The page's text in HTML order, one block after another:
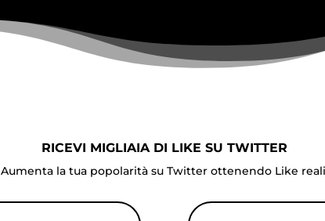
RICEVI MIGLIAIA DI LIKE SU TWITTER
Aumenta la tua popolarità su Twitter ottenendo Like